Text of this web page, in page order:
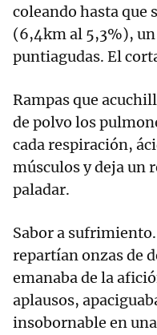
coleando hasta
(6,4km al 5,3%),
puntiagudas. El
Rampas que
de polvo los
cada respiración,
músculos y deja un
paladar.
Sabor a sufrimiento.
repartían onzas de
emanaba de la
aplausos,
insobornable en